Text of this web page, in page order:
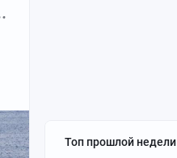
Топ прошлой недели